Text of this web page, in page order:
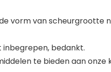
vorm van scheurgrootte
inbegrepen, bedankt.
te bieden aan onze